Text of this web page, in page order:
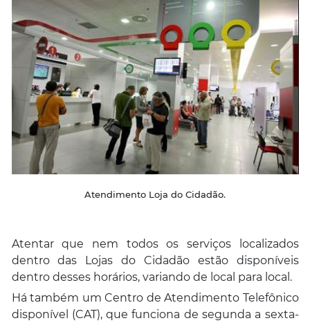
Atendimento Loja do Cidadão.
Atentar que nem todos os serviços localizados
dentro das Lojas do Cidadão estão disponíveis
dentro desses horários, variando de local para local.
Há também um Centro de Atendimento Telefônico
disponível (CAT), que funciona de segunda a sexta-